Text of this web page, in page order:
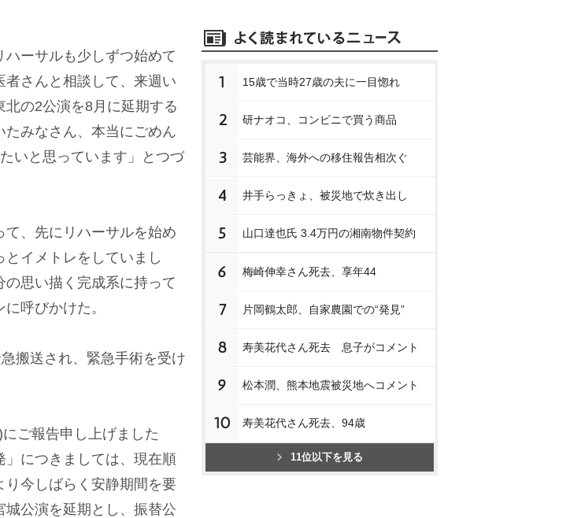
ーサルも少しずつ始めて
さんと相談して、来週い
の2公演を8月に延期する
みなさん、本当にごめん
いと思っています」とつづ
、先にリハーサルを始め
イメトレをしていまし
思い描く完成系に持って
呼びかけた。
搬送され、緊急手術を受け
ご報告申し上げました
」につきましては、現在順
今しばらく安静期間を要
公演を延期とし、振替公
1 15歳で当時27歳の夫に一目惚れ
2 研ナオコ、コンビニで買う商品
3 芸能界、海外への移住報告相次ぐ
4 井手らっきょ、被災地で炊き出し
5 山口達也氏 3.4万円の湘南物件契約
6 梅崎伸幸さん死去、享年44
7 片岡鶴太郎、自家農園での“発見”
8 寿美花代さん死去 息子がコメント
9 松本潤、熊本地震被災地へコメント
10 寿美花代さん死去、94歳
11位以下を見る